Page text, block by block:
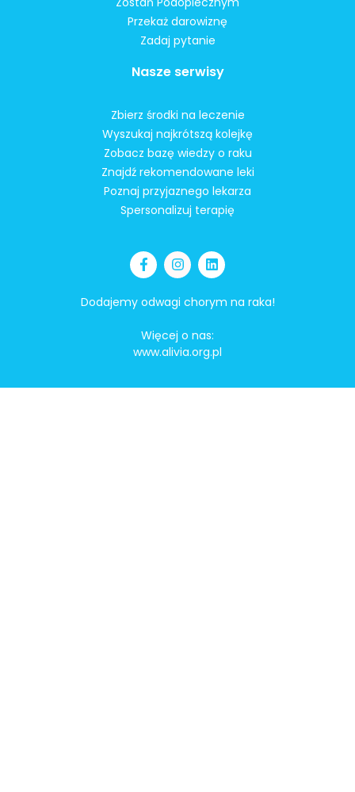
Przekaż darowiznę
Zadaj pytanie
Nasze serwisy
Zbierz środki na leczenie
Wyszukaj najkrótszą kolejkę
Zobacz bazę wiedzy o raku
Znajdź rekomendowane leki
Poznaj przyjaznego lekarza
Spersonalizuj terapię
Dodajemy odwagi chorym na raka!
Więcej o nas:
www.alivia.org.pl